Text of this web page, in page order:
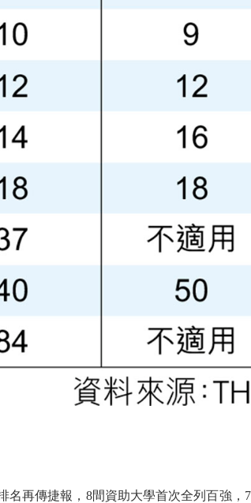
傳捷報，8間資助大學首次全列百強，7